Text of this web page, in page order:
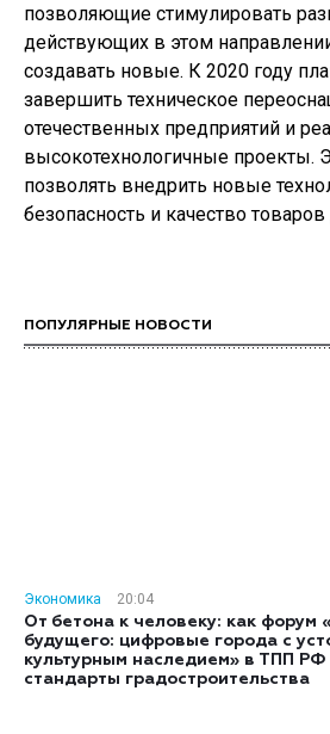
позволяющие стимулировать
действующих в этом
создавать новые. К 2020 году
завершить техническое
отечественных предприятий и
высокотехнологичные проекты.
позволять внедрить новые
безопасность и качество товаров
ПОПУЛЯРНЫЕ НОВОСТИ
Экономика
20:04
От бетона к человеку: как форум
будущего: цифровые города с
культурным наследием» в ТПП РФ
стандарты градостроительства